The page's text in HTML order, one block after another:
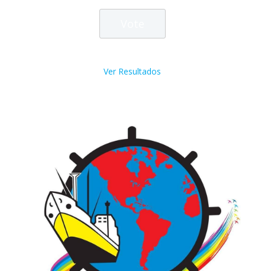
Ver Resultados